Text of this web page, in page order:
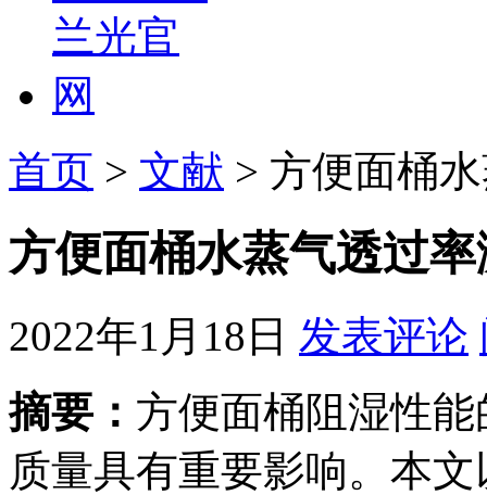
首页 > 文献 > 方便面桶
方便面桶水蒸气透过
2022年1月18日 发表评论
摘要： 方便面桶阻湿性
质量具有重要影响。本